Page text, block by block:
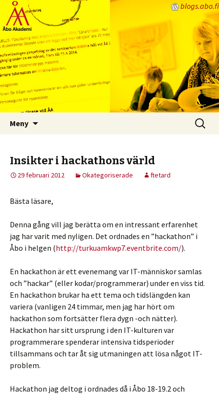
blogs.abo.fi
Lärarbloggen
Meny
Sök
efter:
Insikter i hackathons värld
29 februari 2012 Okategoriserade ftetard
Bästa läsare,
Denna gång vill jag berätta om en intressant erfarenhet
jag har varit med nyligen. Det ordnades en ”hackathon” i
Åbo i helgen (http://turkuamkwp7.eventbrite.com/).
En hackathon är ett evenemang var IT-människor samlas
och ”hackar” (eller kodar/programmerar) under en viss tid.
En hackathon brukar ha ett tema och tidslängden kan
variera (vanligen 24 timmar, men jag har hört om
hackathon som fortsätter flera dygn -och nätter).
Hackathon har sitt ursprung i den IT-kulturen var
programmerare spenderar intensiva tidsperioder
tillsammans och tar åt sig utmaningen att lösa något IT-
problem.
Hackathon jag deltog i ordnades då i Åbo 18-19.2 och